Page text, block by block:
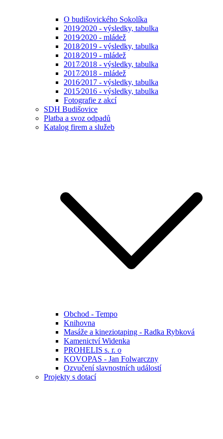
O budišovického Sokolíka
2019⁄2020 - výsledky, tabulka
2019⁄2020 - mládež
2018⁄2019 - výsledky, tabulka
2018⁄2019 - mládež
2017⁄2018 - výsledky, tabulka
2017⁄2018 - mládež
2016⁄2017 - výsledky, tabulka
2015⁄2016 - výsledky, tabulka
Fotografie z akcí
SDH Budišovice
Platba a svoz odpadů
Katalog firem a služeb
Obchod - Tempo
Knihovna
Masáže a kineziotaping - Radka Rybková
Kamenictví Widenka
PROHELIS s. r. o
KOVOPAS - Jan Folwarczny
Ozvučení slavnostních událostí
Projekty s dotací